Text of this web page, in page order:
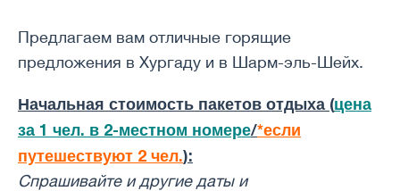
Предлагаем вам отличные горящие
предложения в Хургаду и в Шарм-эль-Шейх.
Начальная стоимость пакетов отдыха (цена
за 1 чел. в 2-местном номере/*если
путешествуют 2 чел.):
Спрашивайте и другие даты и ​​